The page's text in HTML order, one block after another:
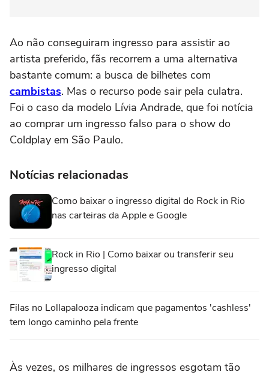
Ao não conseguiram ingresso para assistir ao
artista preferido, fãs recorrem a uma alternativa
bastante comum: a busca de bilhetes com
cambistas. Mas o recurso pode sair pela culatra.
Foi o caso da modelo Lívia Andrade, que foi notícia
ao comprar um ingresso falso para o show do
Coldplay em São Paulo.
Notícias relacionadas
Como baixar o ingresso digital do Rock in Rio
nas carteiras da Apple e Google
Rock in Rio | Como baixar ou transferir seu
ingresso digital
Filas no Lollapalooza indicam que pagamentos 'cashless'
tem longo caminho pela frente
Às vezes, os milhares de ingressos esgotam tão